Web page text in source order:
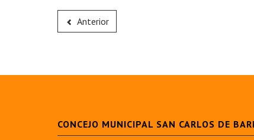
Anterior
CONCEJO MUNICIPAL SAN CARLOS DE